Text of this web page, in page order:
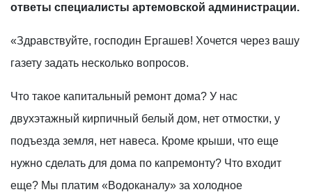
ответы специалисты артемовской администрации.
«Здравствуйте, господин Ергашев! Хочется через вашу
газету задать несколько вопросов.
Что такое капитальный ремонт дома? У нас
двухэтажный кирпичный белый дом, нет отмостки, у
подъезда земля, нет навеса. Кроме крыши, что еще
нужно сделать для дома по капремонту? Что входит
еще? Мы платим «Водоканалу» за холодное